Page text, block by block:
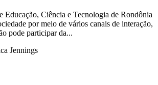
Educação, Ciência e Tecnologia de Rondônia
por meio de vários canais de interação,
pode participar da...
Jennings